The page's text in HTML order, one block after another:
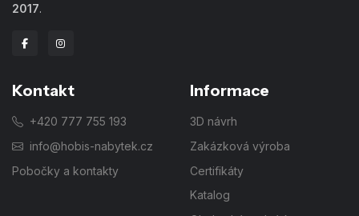
2017.
Kontakt
+420 777 755 193
info@hobis-nabytek.cz
Pobočky a kontakty
Informace
3D návrh
Zakázková výroba
Certifikáty
Katalog